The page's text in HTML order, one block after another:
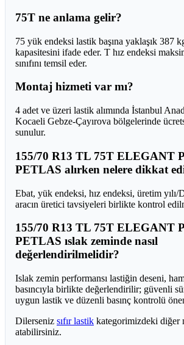
75T ne anlama gelir?
75 yük endeksi lastik başına yaklaşık 387
kapasitesini ifade eder. T hız endeksi
sınıfını temsil eder.
Montaj hizmeti var mı?
4 adet ve üzeri lastik alımında İstanbul
Kocaeli Gebze-Çayırova bölgelerinde
sunulur.
155/70 R13 TL 75T ELEGANT
PETLAS alırken nelere dikkat
Ebat, yük endeksi, hız endeksi, üretim
aracın üretici tavsiyeleri birlikte kontrol
155/70 R13 TL 75T ELEGANT
PETLAS ıslak zeminde nasıl
değerlendirilmelidir?
Islak zemin performansı lastiğin deseni,
basıncıyla birlikte değerlendirilir; güvenli
uygun lastik ve düzenli basınç kontrolü
Dilerseniz sıfır lastik kategorimizdeki diğer
atabilirsiniz.